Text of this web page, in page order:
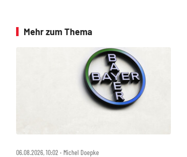
Mehr zum Thema
06.08.2026, 10:02 ‧ Michel Doepke